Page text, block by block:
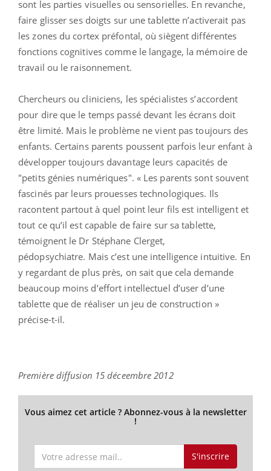
sont les parties visuelles ou sensorielles. En revanche,
faire glisser ses doigts sur une tablette n’activerait pas
les zones du cortex préfontal, où siègent différentes
fonctions cognitives comme le langage, la mémoire de
travail ou le raisonnement.
Chercheurs ou cliniciens, les spécialistes s’accordent
pour dire que le temps passé devant les écrans doit
être limité. Mais le problème ne vient pas toujours des
enfants. Certains parents poussent parfois leur enfant à
développer toujours davantage leurs capacités de
"petits génies numériques". « Les parents sont souvent
fascinés par leurs prouesses technologiques. Ils
racontent partout à quel point leur fils est intelligent et
tout ce qu’il est capable de faire sur sa tablette,
témoignent le Dr Stéphane Clerget,
pédopsychiatre. Mais c’est une intelligence intuitive. En
y regardant de plus près, on sait que cela demande
beaucoup moins d’effort intellectuel d’user d’une
tablette que de réaliser un jeu de construction »
précise-t-il.
Première diffusion 15 déceembre 2012
Vous aimez cet article ? Abonnez-vous à la newsletter
!
S'inscrire